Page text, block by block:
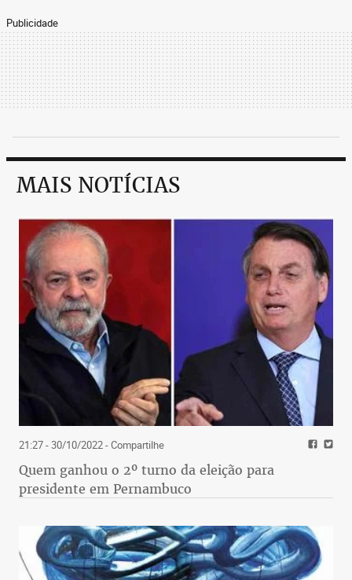
Publicidade
MAIS NOTÍCIAS
21:27 - 30/10/2022- Compartilhe
Quem ganhou o 2º turno da eleição para
presidente em Pernambuco